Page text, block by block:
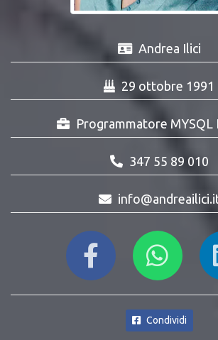
Andrea Ilici
29 ottobre 1991
Programmatore MYSQL
347 55 89 010
Condividi